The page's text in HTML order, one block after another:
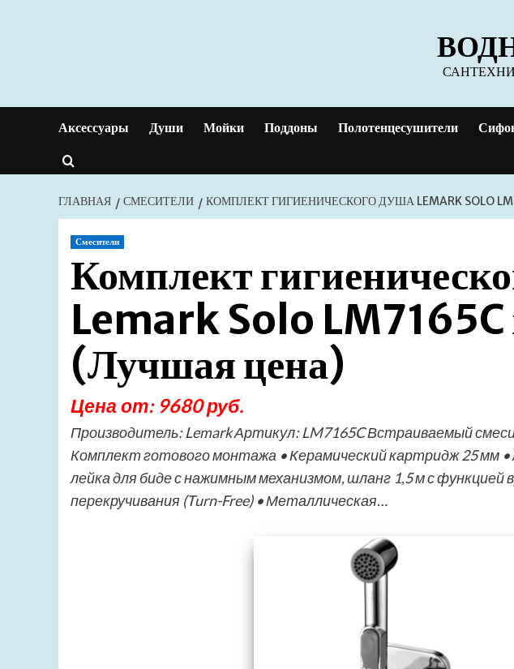
Аксессуары Души Мойки Поддоны Полотенцесушители
ГЛАВНАЯ СМЕСИТЕЛИ КОМПЛЕКТ ГИГИЕНИЧЕСКОГО ДУША LEMARK SOLO
Смесители
Комплект
Lemark Solo LM7165C
(Лучшая цена)
Цена от: 9680 руб.
Производитель: Lemark Артикул: LM7165C Встраиваемый
Комплект готового монтажа • Керамический картридж 25 мм •
лейка для биде с нажимным механизмом, шланг 1,5 м с функцией
перекручивания (Turn-Free) • Металлическая…